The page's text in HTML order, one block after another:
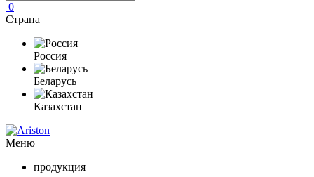
0
Страна
Россия
Беларусь
Казахстан
Меню
продукция